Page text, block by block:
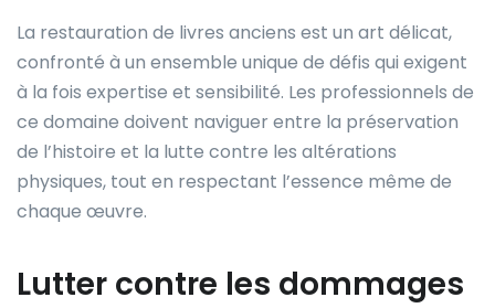
La restauration de livres anciens est un art délicat,
confronté à un ensemble unique de défis qui exigent
à la fois expertise et sensibilité. Les professionnels de
ce domaine doivent naviguer entre la préservation
de l’histoire et la lutte contre les altérations
physiques, tout en respectant l’essence même de
chaque œuvre.
Lutter contre les dommages